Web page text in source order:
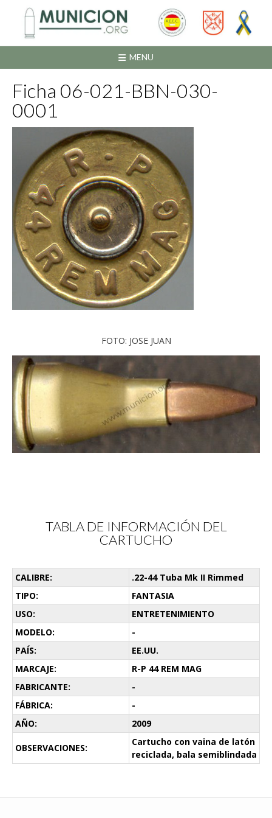
contenido
MENU
Ficha 06-021-BBN-030-
0001
FOTO: JOSE JUAN
TABLA DE INFORMACIÓN DEL
CARTUCHO
CALIBRE:
.22-44 Tuba Mk II Rimmed
TIPO:
FANTASIA
USO:
ENTRETENIMIENTO
MODELO:
-
PAÍS:
EE.UU.
MARCAJE:
R-P 44 REM MAG
FABRICANTE:
-
FÁBRICA:
-
AÑO:
2009
OBSERVACIONES:
Cartucho con vaina de latón
reciclada, bala semiblindada